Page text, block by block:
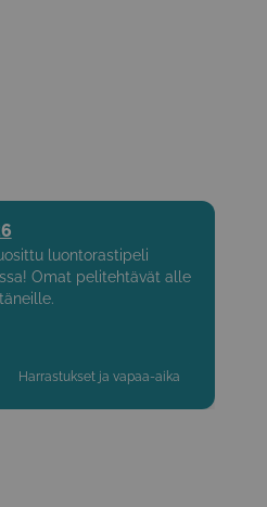
luontorastipeli
Omat pelitehtävät alle
Harrastukset ja vapaa-aika